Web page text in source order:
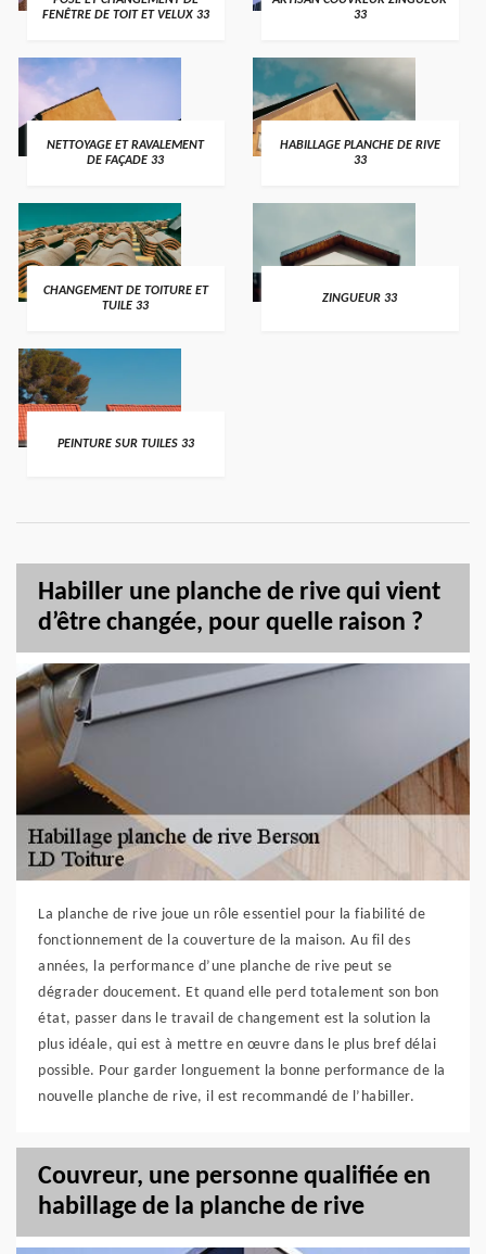
FENÊTRE DE TOIT ET VELUX 33
33
NETTOYAGE ET RAVALEMENT
DE FAÇADE 33
HABILLAGE PLANCHE DE RIVE
33
CHANGEMENT DE TOITURE ET
TUILE 33
ZINGUEUR 33
PEINTURE SUR TUILES 33
Habiller une planche de rive qui vient
d’être changée, pour quelle raison ?
La planche de rive joue un rôle essentiel pour la fiabilité de
fonctionnement de la couverture de la maison. Au fil des
années, la performance d’une planche de rive peut se
dégrader doucement. Et quand elle perd totalement son bon
état, passer dans le travail de changement est la solution la
plus idéale, qui est à mettre en œuvre dans le plus bref délai
possible. Pour garder longuement la bonne performance de la
nouvelle planche de rive, il est recommandé de l’habiller.
Couvreur, une personne qualifiée en
habillage de la planche de rive